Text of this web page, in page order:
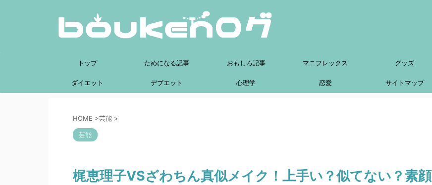
トップ ためになる記事 おもしろ記事 マニフレックス グッズ
ダイエット デブエット 心理学 恋愛 サイトマップ
HOME >芸能 >
芸能
梶恵理子VSざわちん真似メイク！上手い？似てない？素顔